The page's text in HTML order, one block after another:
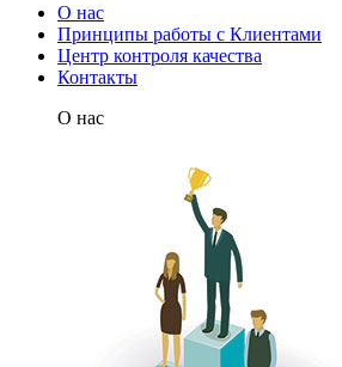
О нас
Принципы работы с Клиентами
Центр контроля качества
Контакты
О нас